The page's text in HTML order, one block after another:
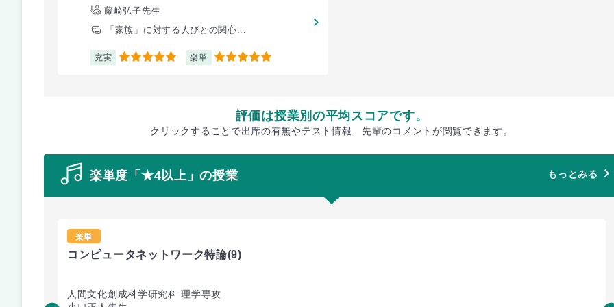
藤崎弘子先生
「家族」に対する人びとの関心...
充実 5 楽単 5
評価は授業別の平均スコアです。
クリックすることで出席の有無やテスト情報、先輩のコメントが閲覧できます。
楽単度「★4以上」の授業 もっとみる
楽単
コンピュータネットワーク特論(9)
人間文化創成科学研究科 理学専攻